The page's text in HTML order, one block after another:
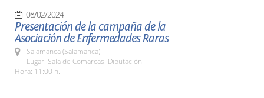
08/02/2024
Presentación de la campaña de la
Asociación de Enfermedades Raras
Salamanca (Salamanca)
Lugar: Sala de Comarcas. Diputación
Hora: 11:00 h.